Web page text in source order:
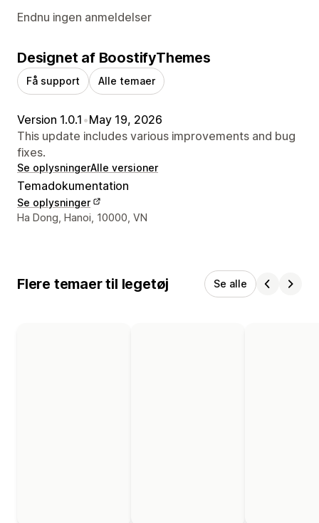
Endnu ingen anmeldelser
Designet af BoostifyThemes
Få support Alle temaer
Version 1.0.1 •May 19, 2026
This update includes various improvements and bug
fixes.
Se oplysningerAlle versioner
Temadokumentation
Se oplysninger
Se kontaktoplysninger
Ha Dong, Hanoi, 10000, VN
Flere temaer til legetøj Se alle